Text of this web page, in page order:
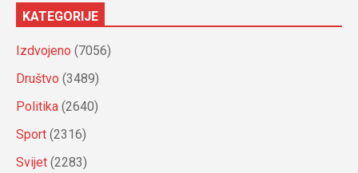
KATEGORIJE
Izdvojeno (7056)
Društvo (3489)
Politika (2640)
Sport (2316)
Svijet (2283)